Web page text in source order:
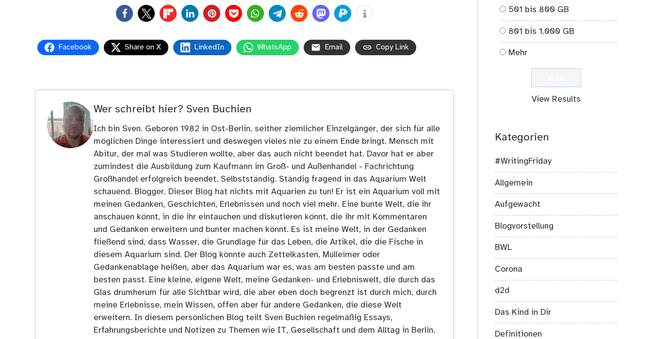
0
Facebook Share on X LinkedIn WhatsApp Email Copy Link
Wer schreibt hier? Sven Buchien
Ich bin Sven. Geboren 1982 in Ost-Berlin, seither ziemlicher Einzelgänger, der sich für alle
möglichen Dinge interessiert und deswegen vieles nie zu einem Ende bringt. Mensch mit
Abitur, der mal was Studieren wollte, aber das auch nicht beendet hat. Davor hat er aber
zumindest die Ausbildung zum Kaufmann im Groß- und Außenhandel - Fachrichtung
Großhandel erfolgreich beendet. Selbstständig. Ständig fragend in das Aquarium Welt
schauend. Blogger. Dieser Blog hat nichts mit Aquarien zu tun! Er ist ein Aquarium voll mit
meinen Gedanken, Geschichten, Erlebnissen und noch viel mehr. Eine bunte Welt, die ihr
anschauen könnt, in die ihr eintauchen und diskutieren könnt, die ihr mit Kommentaren
und Gedanken erweitern und bunter machen könnt. Es ist meine Welt, in der Gedanken
fließend sind, dass Wasser, die Grundlage für das Leben, die Artikel, die die Fische in
diesem Aquarium sind. Der Blog könnte auch Zettelkasten, Mülleimer oder
Gedankenablage heißen, aber das Aquarium war es, was am besten passte und am
besten passt. Eine kleine, eigene Welt, meine Gedanken- und Erlebniswelt, die durch das
Glas drumherum für alle Sichtbar wird, die aber eben doch begrenzt ist durch mich, durch
meine Erlebnisse, mein Wissen, offen aber für andere Gedanken, die diese Welt
erweitern. In diesem persönlichen Blog teilt Sven Buchien regelmäßig Essays,
Erfahrungsberichte und Notizen zu Themen wie IT, Gesellschaft und dem Alltag in Berlin.
501 bis 800 GB
801 bis 1.000 GB
Mehr
View Results
Kategorien
#WritingFriday
Allgemein
Aufgewacht
Blogvorstellung
BWL
Corona
d2d
Das Kind in Dir
Definitionen